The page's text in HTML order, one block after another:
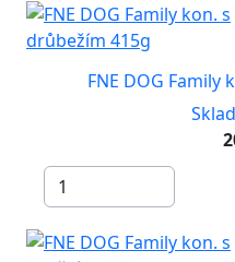
FNE DOG Family